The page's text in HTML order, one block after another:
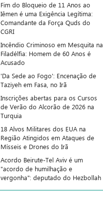
Fim do Bloqueio de 11 Anos ao
Iêmen é uma Exigência Legítima:
Comandante da Força Quds do
CGRI
Incêndio Criminoso em Mesquita na
Filadélfia: Homem de 60 Anos é
Acusado
'Da Sede ao Fogo': Encenação de
Taziyeh em Fasa, no Irã
Inscrições abertas para os Cursos
de Verão do Alcorão de 2026 na
Turquia
18 Alvos Militares dos EUA na
Região Atingidos em Ataques de
Mísseis e Drones do Irã
Acordo Beirute-Tel Aviv é um
"acordo de humilhação e
vergonha": deputado do Hezbollah